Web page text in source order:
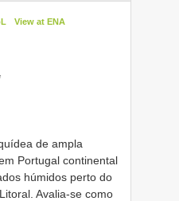
View at ENA
de ampla
Portugal continental
húmidos perto do
Avalia-se como